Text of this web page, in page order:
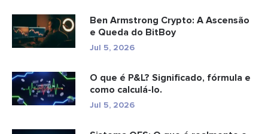
Ben Armstrong Crypto: A Ascensão
e Queda do BitBoy
Jul 5, 2026
O que é P&L? Significado, fórmula e
como calculá-lo.
Jul 5, 2026